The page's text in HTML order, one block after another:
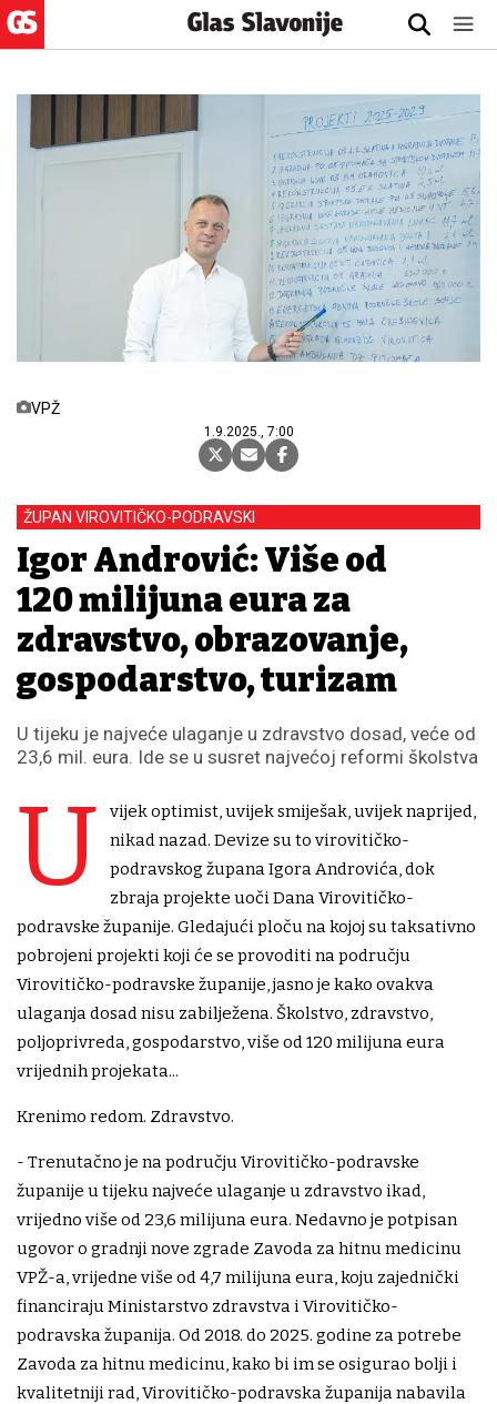
VPŽ
1.9.2025., 7:00
ŽUPAN VIROVITIČKO-PODRAVSKI
Igor Andrović: Više od
120 milijuna eura za
zdravstvo, obrazovanje,
gospodarstvo, turizam
U tijeku je najveće ulaganje u zdravstvo dosad, veće od
23,6 mil. eura. Ide se u susret najvećoj reformi školstva
U
vijek optimist, uvijek smiješak, uvijek naprijed,
nikad nazad. Devize su to virovitičko-
podravskog župana Igora Androvića, dok
zbraja projekte uoči Dana Virovitičko-
podravske županije. Gledajući ploču na kojoj su taksativno
pobrojeni projekti koji će se provoditi na području
Virovitičko-podravske županije, jasno je kako ovakva
ulaganja dosad nisu zabilježena. Školstvo, zdravstvo,
poljoprivreda, gospodarstvo, više od 120 milijuna eura
vrijednih projekata...
Krenimo redom. Zdravstvo.
- Trenutačno je na području Virovitičko-podravske
županije u tijeku najveće ulaganje u zdravstvo ikad,
vrijedno više od 23,6 milijuna eura. Nedavno je potpisan
ugovor o gradnji nove zgrade Zavoda za hitnu medicinu
VPŽ-a, vrijedne više od 4,7 milijuna eura, koju zajednički
financiraju Ministarstvo zdravstva i Virovitičko-
podravska županija. Od 2018. do 2025. godine za potrebe
Zavoda za hitnu medicinu, kako bi im se osigurao bolji i
kvalitetniji rad, Virovitičko-podravska županija nabavila